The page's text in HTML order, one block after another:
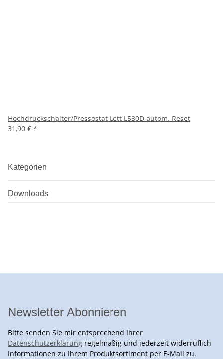
Hochdruckschalter/Pressostat Lett L530D autom. Reset
31,90 € *
Kategorien
Downloads
Newsletter Abonnieren
Bitte senden Sie mir entsprechend Ihrer
Datenschutzerklärung regelmäßig und jederzeit widerruflich
Informationen zu Ihrem Produktsortiment per E-Mail zu.